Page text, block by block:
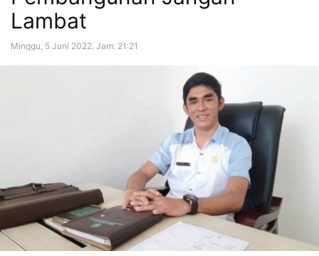
Lambat
Minggu, 5 Juni 2022. Jam: 21:21